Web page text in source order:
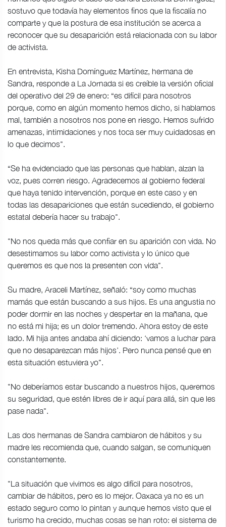
sostuvo que todavía hay elementos finos que la fiscalía no
comparte y que la postura de esa institución se acerca a
reconocer que su desaparición está relacionada con su labor
de activista.
En entrevista, Kisha Domínguez Martínez, hermana de
Sandra, responde a La Jornada si es creíble la versión oficial
del operativo del 29 de enero: “es difícil para nosotros
porque, como en algún momento hemos dicho, si hablamos
mal, también a nosotros nos pone en riesgo. Hemos sufrido
amenazas, intimidaciones y nos toca ser muy cuidadosas en
lo que decimos".
“Se ha evidenciado que las personas que hablan, alzan la
voz, pues corren riesgo. Agradecemos al gobierno federal
que haya tenido intervención, porque en este caso y en
todas las desapariciones que están sucediendo, el gobierno
estatal debería hacer su trabajo".
"No nos queda más que confiar en su aparición con vida. No
desestimamos su labor como activista y lo único que
queremos es que nos la presenten con vida".
Su madre, Araceli Martínez, señaló: “soy como muchas
mamás que están buscando a sus hijos. Es una angustia no
poder dormir en las noches y despertar en la mañana, que
no está mi hija; es un dolor tremendo. Ahora estoy de este
lado. Mi hija antes andaba ahí diciendo: ‘vamos a luchar para
que no desaparezcan más hijos’. Pero nunca pensé que en
esta situación estuviera yo".
"No deberíamos estar buscando a nuestros hijos, queremos
su seguridad, que estén libres de ir aquí para allá, sin que les
pase nada".
Las dos hermanas de Sandra cambiaron de hábitos y su
madre les recomienda que, cuando salgan, se comuniquen
constantemente.
"La situación que vivimos es algo difícil para nosotros,
cambiar de hábitos, pero es lo mejor. Oaxaca ya no es un
estado seguro como lo pintan y aunque hemos visto que el
turismo ha crecido, muchas cosas se han roto: el sistema de